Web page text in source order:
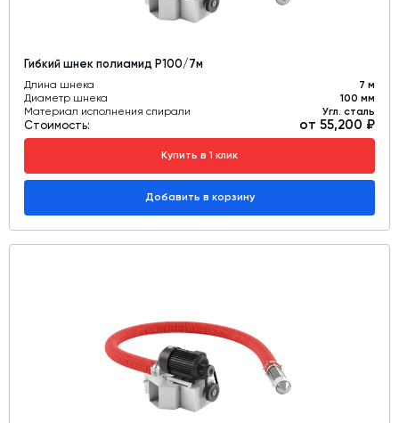
Гибкий шнек полиамид Р100/7м
Длина шнека
7 м
Диаметр шнека
100 мм
Материал исполнения спирали
Угл. сталь
Стоимость: от 55,200 ₽
Купить в 1 клик
Добавить в корзину